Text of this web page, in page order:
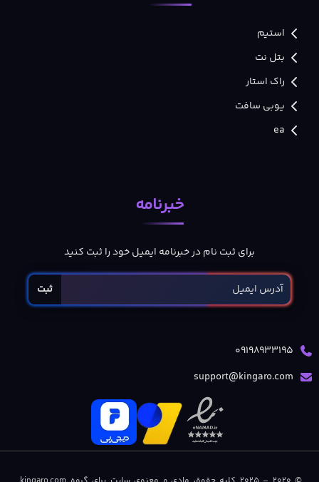
استیم
بتل نت
راک استار
یوبی سافت
ea
خبرنامه
برای ثبت نام در خبرنامه ایمیل خود را ثبت کنید
ثبت
09198933195
support@kingaro.com